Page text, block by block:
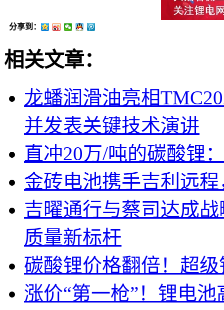
分享到：
相关文章：
龙蟠润滑油亮相
并发表关键技术演讲
直冲20万/吨的碳酸锂
金砖电池携手吉利远
吉曜通行与蔡司达成
质量新标杆
碳酸锂价格翻倍！超
涨价“第一枪”！锂电